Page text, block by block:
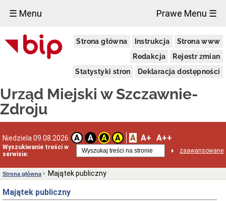
☰ Menu Prawe Menu ☰
Strona główna Instrukcja
Strona www
Redakcja
Rejestr zmian
Statystyki stron
Deklaracja dostępności
Urząd Miejski w Szczawnie-
Zdroju
Niedziela 09.08.2026 A A A A A A+ A++
Wyszukiwanie treści w
serwisie:
zaawansowane
Urząd
Miejski
Aktualności
Dni
i
godziny
otwarcia
telefonów
Kierownictwo
Statut
i
struktura
Urzędu
Strona główna Majątek publiczny
Majątek publiczny
×